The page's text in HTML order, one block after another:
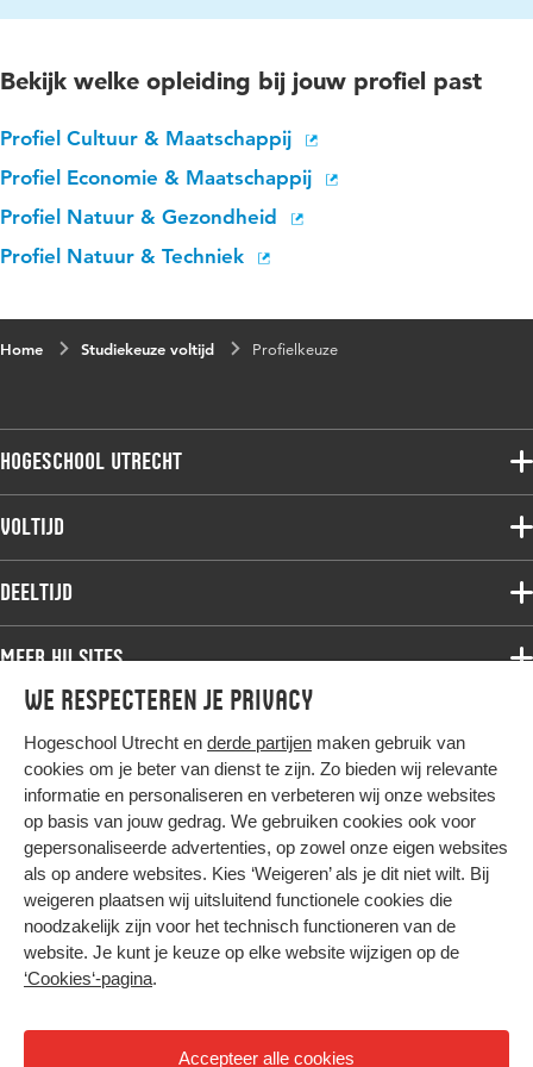
We respecteren je privacy
Hogeschool Utrecht en derde partijen maken gebruik van
cookies om je beter van dienst te zijn. Zo bieden wij relevante
informatie en personaliseren en verbeteren wij onze websites
op basis van jouw gedrag. We gebruiken cookies ook voor
gepersonaliseerde advertenties, op zowel onze eigen websites
als op andere websites. Kies ‘Weigeren’ als je dit niet wilt. Bij
weigeren plaatsen wij uitsluitend functionele cookies die
noodzakelijk zijn voor het technisch functioneren van de
website. Je kunt je keuze op elke website wijzigen op de
‘Cookies‘-pagina.
Accepteer alle cookies
Bekijk welke opleiding bij jouw profiel past
Profiel Cultuur & Maatschappij
Profiel Economie & Maatschappij
Profiel Natuur & Gezondheid
Profiel Natuur & Techniek
Home Studiekeuze voltijd Profielkeuze
Hogeschool Utrecht
Voltijdopleidingen
Onderzoek
Werken bij de HU
Contact
Voltijd
Associate degree
Master
Studiekeuze voltijd
Deeltijd
Associate degree
Bachelor
Master
Post-master
Studiekeuze deeltijd
Meer HU sites
HU International
HU Bibliotheek
HU Ontwikkelt
Duurzame HU
Intranet
Trajectum
Hier komt alles samen
Colofon
Privacy
Cookies
Nieuwsbrief